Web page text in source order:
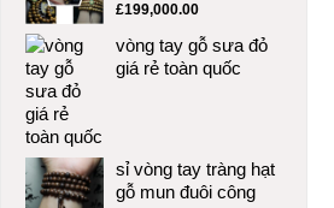
£199,000.00
vòng tay gỗ sưa đỏ
giá rẻ toàn quốc
sỉ vòng tay tràng hạt
gỗ mun đuôi công